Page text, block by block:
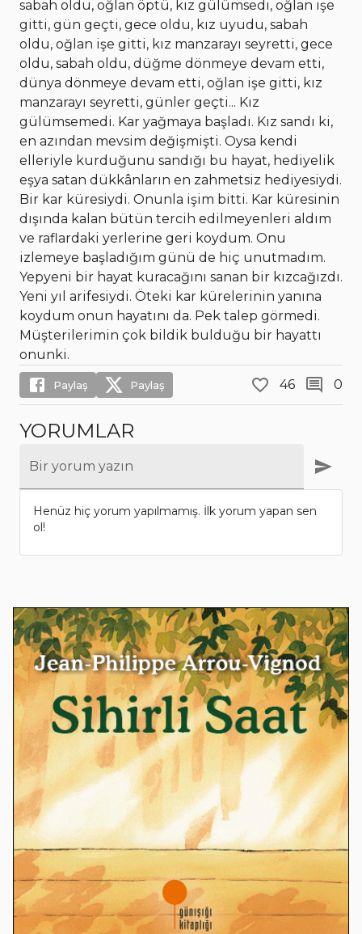
sabah oldu, oğlan öptü, kız gülümsedi, oğlan işe
gitti, gün geçti, gece oldu, kız uyudu, sabah
oldu, oğlan işe gitti, kız manzarayı seyretti, gece
oldu, sabah oldu, düğme dönmeye devam etti,
dünya dönmeye devam etti, oğlan işe gitti, kız
manzarayı seyretti, günler geçti... Kız
gülümsemedi. Kar yağmaya başladı. Kız sandı ki,
en azından mevsim değişmişti. Oysa kendi
elleriyle kurduğunu sandığı bu hayat, hediyelik
eşya satan dükkânların en zahmetsiz hediyesiydi.
Bir kar küresiydi. Onunla işim bitti. Kar küresinin
dışında kalan bütün tercih edilmeyenleri aldım
ve raflardaki yerlerine geri koydum. Onu
izlemeye başladığım günü de hiç unutmadım.
Yepyeni bir hayat kuracağını sanan bir kızcağızdı.
Yeni yıl arifesiydi. Öteki kar kürelerinin yanına
koydum onun hayatını da. Pek talep görmedi.
Müşterilerimin çok bildik bulduğu bir hayattı
onunki.
Paylaş Paylaş 46 0
YORUMLAR
Bir yorum yazın
Henüz hiç yorum yapılmamış. İlk yorum yapan sen
ol!